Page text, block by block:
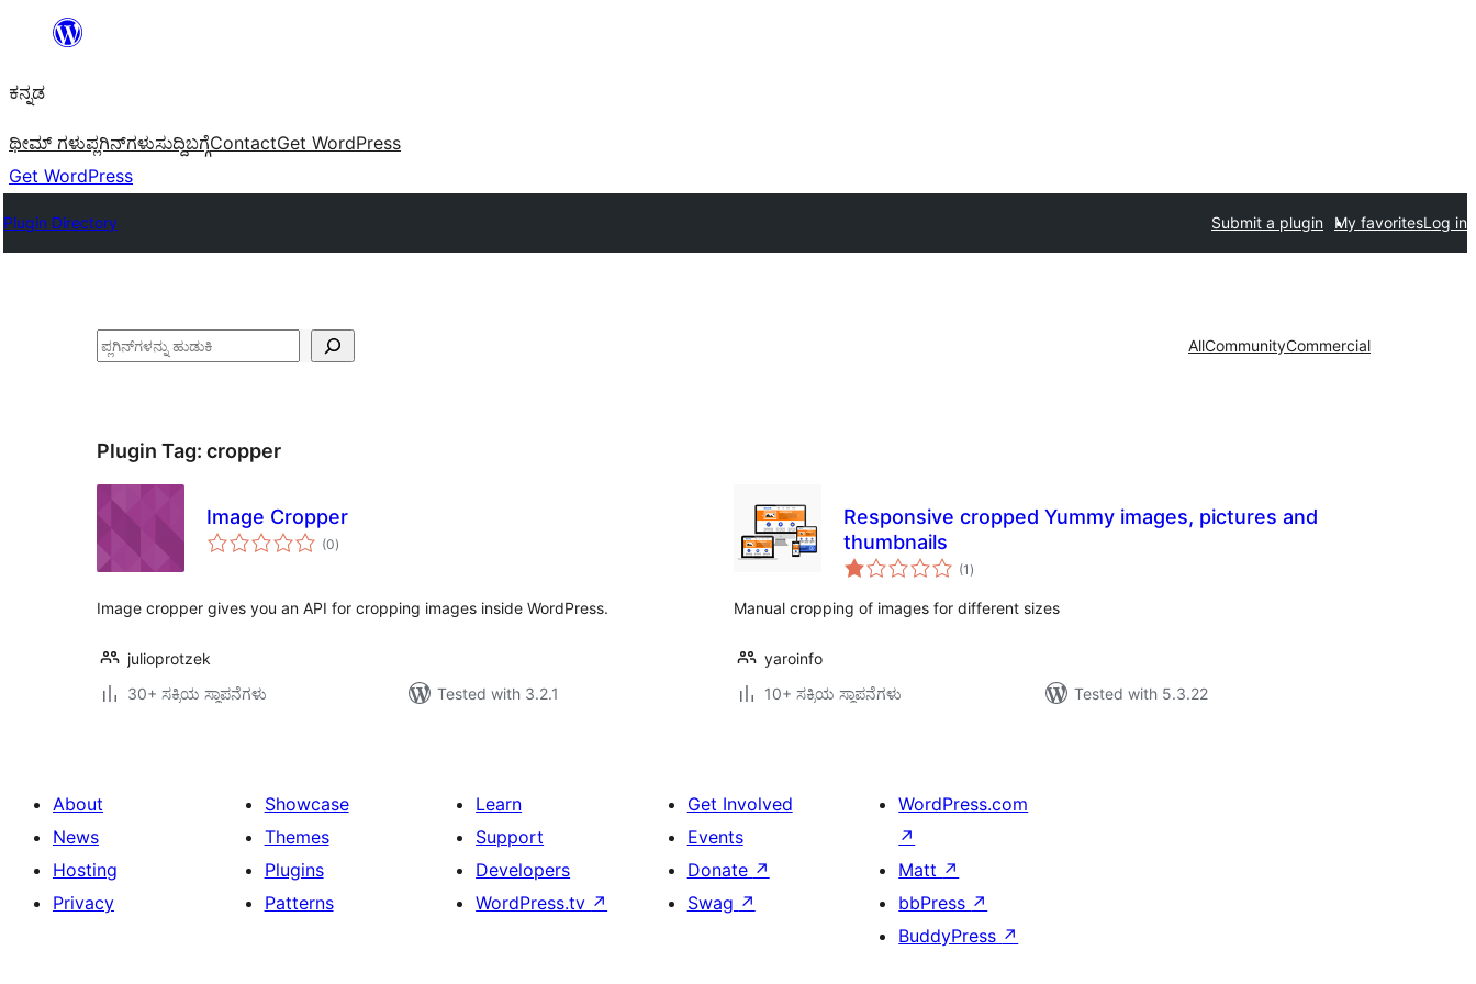
ವಿಷಯಕ್ಕೆ
ಕನ್ನಡ
ಥೀಮ್ ಗಳುಪ್ಲಗಿನ್‌ಗಳುಸುದ್ದಿಬಗ್ಗೆContactGet WordPress
Get WordPress
Plugin Directory Submit a plugin My favoritesLog in
ಹುಡುಕು AllCommunityCommercial
Plugin Tag: cropper
Image Cropper
(0total
ratings
)
Image cropper gives you an API for cropping images inside WordPress.
julioprotzek
30+ ಸಕ್ರಿಯ ಸ್ಥಾಪನೆಗಳು
Tested with 3.2.1
Responsive cropped Yummy images, pictures and
thumbnails
(1 total
ratings
)
Manual cropping of images for different sizes
yaroinfo
10+ ಸಕ್ರಿಯ ಸ್ಥಾಪನೆಗಳು
Tested with 5.3.22
About
News
Hosting
Privacy
Showcase
Themes
Plugins
Patterns
Learn
Support
Developers
WordPress.tv ↗
Get Involved
Events
Donate ↗
Swag ↗
WordPress.com
↗
Matt ↗
bbPress ↗
BuddyPress ↗